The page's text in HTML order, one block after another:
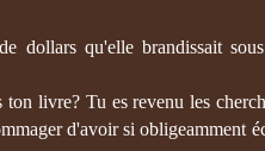
dollars qu'elle brandissait
livre? Tu es revenu les
d'avoir si obligeamment